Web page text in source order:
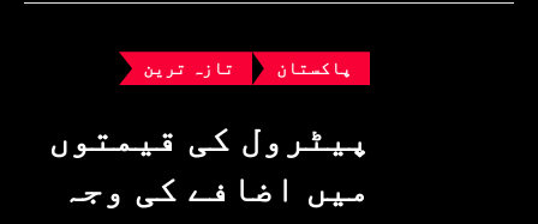
پاکستان تازہ ترین
پیٹرول کی قیمتوں
میں اضافے کی وجہ